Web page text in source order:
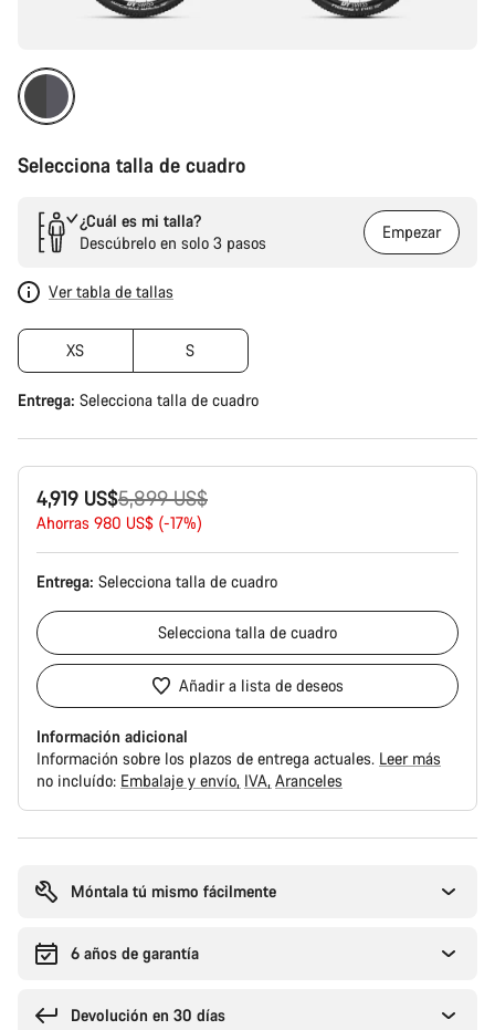
Selecciona talla de cuadro
¿Cuál es mi talla?
Descúbrelo en solo 3 pasos
Empezar
Ver tabla de tallas
XS S
Entrega: Selecciona talla de cuadro
4,919 US$
Precio
original
5,899 US$
Ahorras 980 US$ (-17%)
Entrega: Selecciona talla de cuadro
Selecciona talla de cuadro
Añadir a lista de deseos
Información adicional
Información sobre los plazos de entrega actuales. Leer más
no incluído: Embalaje y envío IVA Aranceles
compra
Móntala tú mismo fácilmente
6 años de garantía
Devolución en 30 días